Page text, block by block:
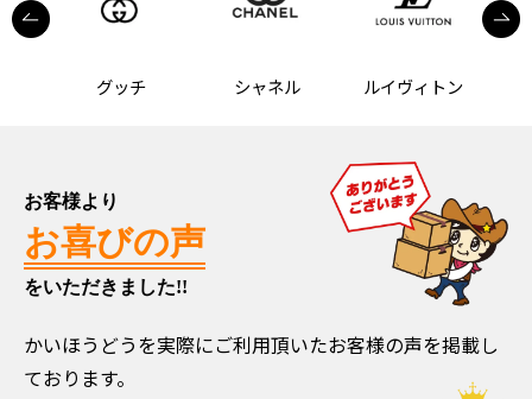
グッチ シャネル ルイヴィトン
お客様より
お喜びの声
をいただきました!!
かいほうどうを実際にご利用頂いたお客様の声を掲載し
ております。